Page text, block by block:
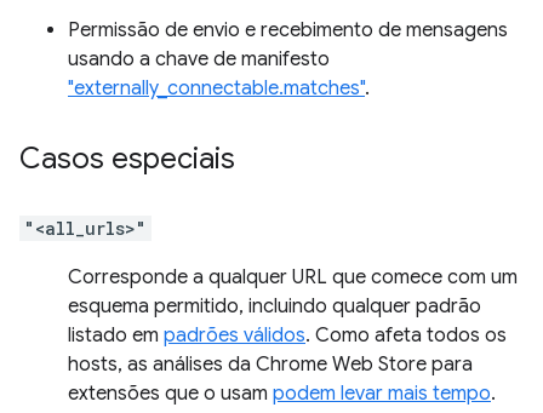
Permissão de envio e recebimento de mensagens
usando a chave de manifesto
"externally_connectable.matches".
Casos especiais
"<all_urls>"
Corresponde a qualquer URL que comece com um
esquema permitido, incluindo qualquer padrão
listado em padrões válidos. Como afeta todos os
hosts, as análises da Chrome Web Store para
extensões que o usam podem levar mais tempo.